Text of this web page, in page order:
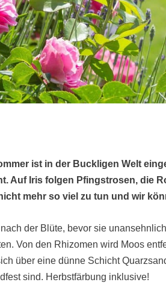
ist in der Buckligen Welt
Auf Iris folgen Pfingstrosen, die
mehr so viel zu tun und wir
nach der Blüte, bevor sie
Von den Rhizomen wird Moos
über eine dünne Schicht
sind. Herbstfärbung inklusive!